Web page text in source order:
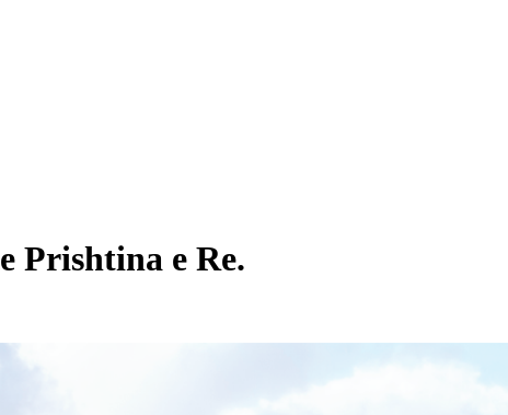
Prishtina e Re.